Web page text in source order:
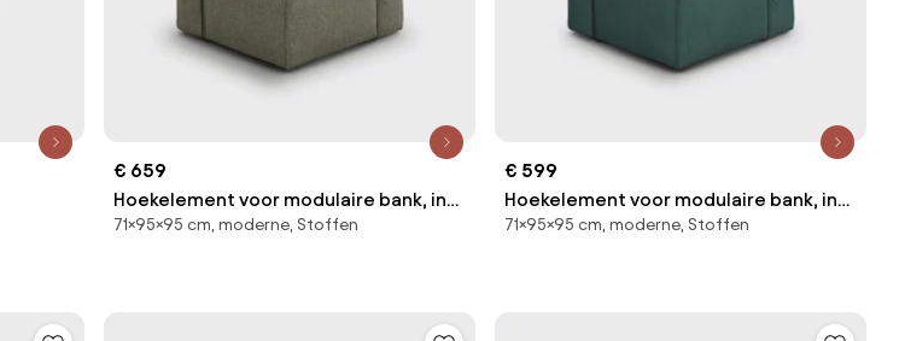
€ 659
Hoekelement voor modulaire bank, in
structuurstof, Seven
71×95×95 cm, moderne, Stoffen
€ 599
Hoekelement voor modulaire bank, in
ribfluweel, Seven
71×95×95 cm, moderne, Stoffen